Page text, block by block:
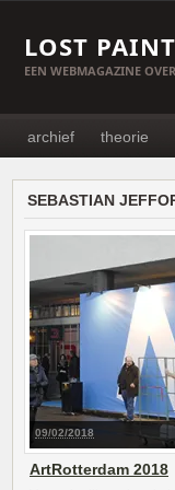
LOST
EEN WEBMAGAZINE
archief theorie
SEBASTIAN
09/02/2018
ArtRotterdam 2018